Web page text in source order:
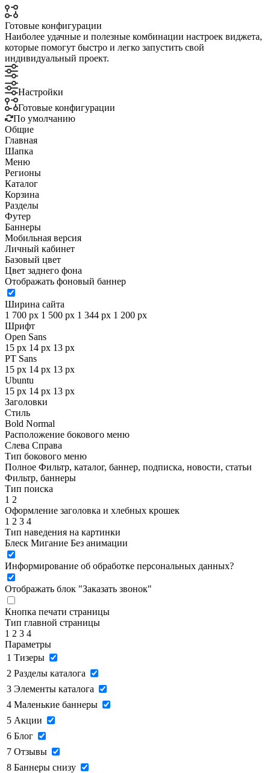
Готовые конфигурации
Наиболее удачные и полезные комбинации настроек виджета,
которые помогут быстро и легко запустить свой
индивидуальный проект.
Настройки
Готовые конфигурации
По умолчанию
Общие
Главная
Шапка
Меню
Регионы
Каталог
Корзина
Разделы
Футер
Баннеры
Мобильная версия
Личный кабинет
Базовый цвет
Цвет заднего фона
Отображать фоновый баннер
Ширина сайта
1 700 px 1 500 px 1 344 px 1 200 px
Шрифт
Open Sans
15 px 14 px 13 px
PT Sans
15 px 14 px 13 px
Ubuntu
15 px 14 px 13 px
Заголовки
Стиль
Bold Normal
Расположение бокового меню
Слева Справа
Тип бокового меню
Полное Фильтр, каталог, баннер, подписка, новости, статьи
Фильтр, баннеры
Тип поиска
1 2
Оформление заголовка и хлебных крошек
1 2 3 4
Тип наведения на картинки
Блеск Мигание Без анимации
Информирование об обработке персональных данных?
Отображать блок "Заказать звонок"
Кнопка печати страницы
Тип главной страницы
1 2 3 4
Параметры
1 Тизеры
2 Разделы каталога
3 Элементы каталога
4 Маленькие баннеры
5 Акции
6 Блог
7 Отзывы
8 Баннеры снизу